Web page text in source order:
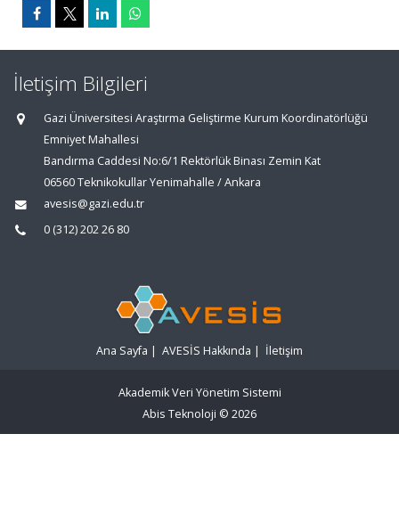
İletişim Bilgileri
Gazi Üniversitesi Araştırma Geliştirme Kurum Koordinatörlüğü
Emniyet Mahallesi
Bandırma Caddesi No:6/1 Rektörlük Binası Zemin Kat
06560 Teknikokullar Yenimahalle / Ankara
avesis@gazi.edu.tr
0 (312) 202 26 80
Ana Sayfa | AVESİS Hakkında | İletişim
Akademik Veri Yönetim Sistemi
Abis Teknoloji © 2026